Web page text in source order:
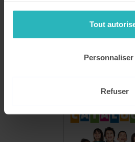
Tout
Personnaliser
Refuser
Mon compte
Se connecter